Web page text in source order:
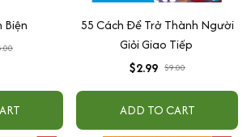
Biện
55 Cách Để Trở Thành Người
Giỏi Giao Tiếp
$2.99 $9.00
ADD TO CART